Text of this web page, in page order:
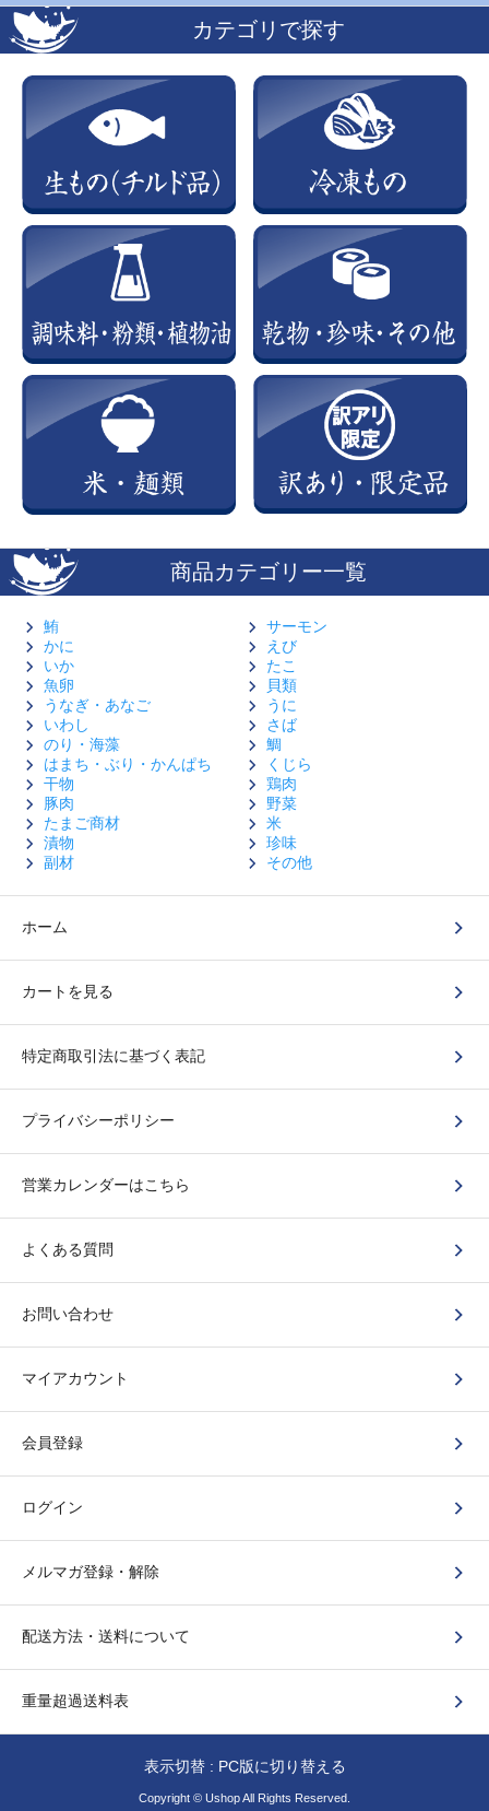
カテゴリで探す
商品カテゴリー一覧
鮪
サーモン
かに
えび
いか
たこ
魚卵
貝類
うなぎ・あなご
うに
いわし
さば
のり・海藻
鯛
はまち・ぶり・かんぱち
くじら
干物
鶏肉
豚肉
野菜
たまご商材
米
漬物
珍味
副材
その他
ホーム
カートを見る
特定商取引法に基づく表記
プライバシーポリシー
営業カレンダーはこちら
よくある質問
お問い合わせ
マイアカウント
会員登録
ログイン
メルマガ登録・解除
配送方法・送料について
重量超過送料表
表示切替 : PC版に切り替える
Copyright © Ushop All Rights Reserved.